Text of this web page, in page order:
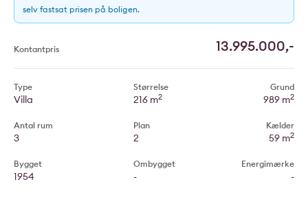
selv fastsat prisen på boligen.
Kontantpris 13.995.000,-
Type
Villa
Antal rum
3
Bygget
1954
Størrelse
216 m2
Plan
2
Ombygget
-
Grund
989 m2
Kælder
59 m2
Energimærke
-